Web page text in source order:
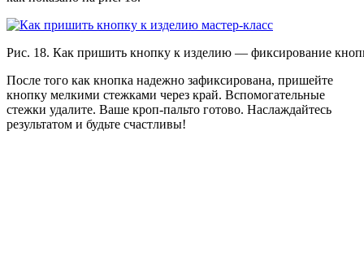
Рис. 18. Как пришить кнопку к изделию — фиксирование
После того как кнопка надежно зафиксирована, пришейте
кнопку мелкими стежками через край. Вспомогательные
стежки удалите. Ваше кроп-пальто готово. Наслаждайтесь
результатом и будьте счастливы!